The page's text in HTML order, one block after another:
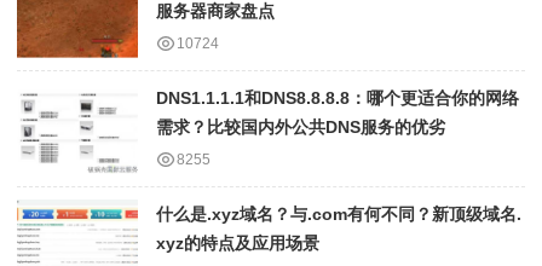
服务器商家盘点
10724
DNS1.1.1.1和DNS8.8.8.8：哪个更适合你的网络
需求？比较国内外公共DNS服务的优劣
8255
什么是.xyz域名？与.com有何不同？新顶级域名.
xyz的特点及应用场景